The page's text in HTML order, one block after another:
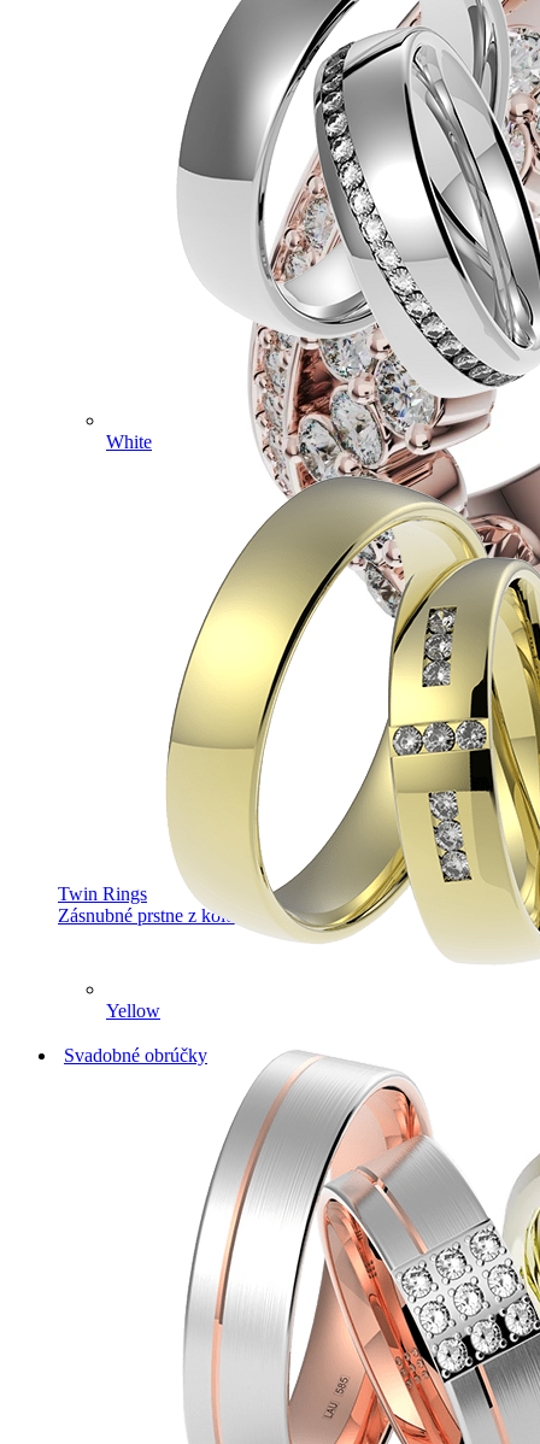
Twin Rings
Zásnubné prstne z kolekcie Twin Rings.
Svadobné obrúčky
White
Yellow